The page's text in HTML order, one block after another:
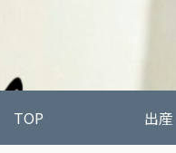
TOP 出